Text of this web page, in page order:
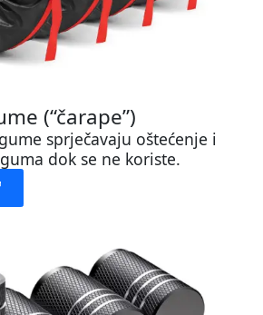
(“čarape”)
sprječavaju oštećenje i
dok se ne koriste.